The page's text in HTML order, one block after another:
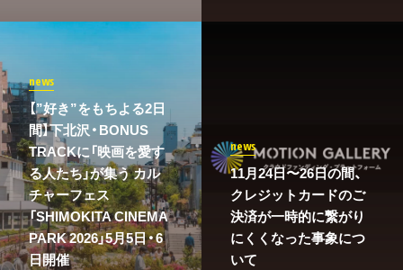
news
【”好き”をもちよる2日
間】下北沢・BONUS
TRACKに「映画を愛す
る人たち」が集う カル
チャーフェス
「SHIMOKITA CINEMA
PARK 2026」5月5日・6
日開催
news
11月24日〜26日の間、
クレジットカードのご
決済が一時的に繋がり
にくくなった事象につ
いて